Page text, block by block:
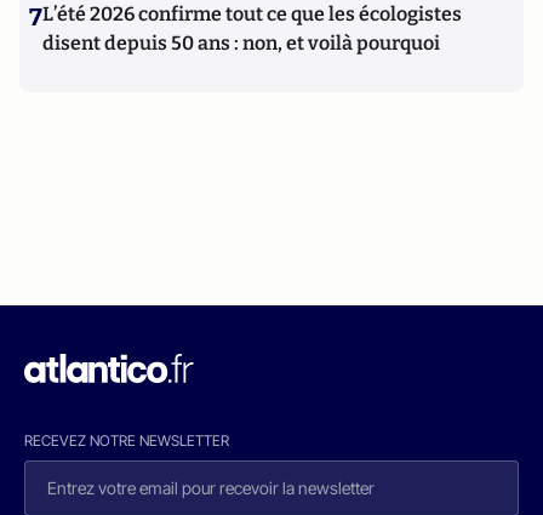
7L’été 2026 confirme tout ce que les écologistes
disent depuis 50 ans : non, et voilà pourquoi
RECEVEZ NOTRE NEWSLETTER